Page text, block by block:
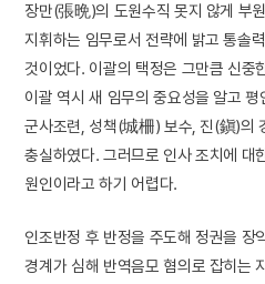
장만(張晩)의 도원수직 못지 않게 부
지휘하는 임무로서 전략에 밝고 통솔
것이었다. 이괄의 택정은 그만큼 신중
이괄 역시 새 임무의 중요성을 알고
군사조련, 성책(城柵) 보수, 진(鎭)의
충실하였다. 그러므로 인사 조치에 대
원인이라고 하기 어렵다.
인조반정 후 반정을 주도해 정권을 장
경계가 심해 반역음모 혐의로 잡히는